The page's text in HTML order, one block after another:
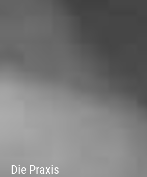
Die Praxis